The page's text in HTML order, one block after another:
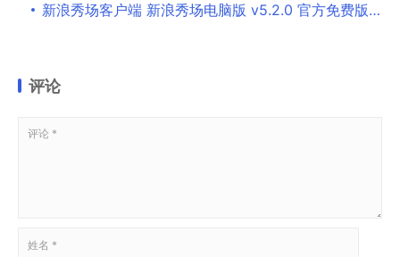
新浪秀场客户端 新浪秀场电脑版 v5.2.0 官方免费版 真人互动视频直播社区
评论